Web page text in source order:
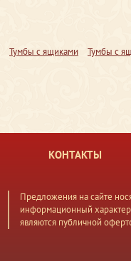
Тумбы с ящиками Тумбы с
КОНТАКТЫ
Предложения на сайте
информационный
являются публичной